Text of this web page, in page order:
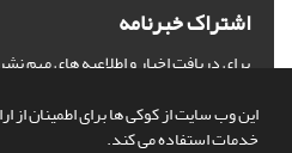
این وب سایت از کوکی ها برای اطمینان از
خدمات استفاده می کند.
اشتراک خبرنامه
برای دریافت اخبار و اطلاعیه های مهم